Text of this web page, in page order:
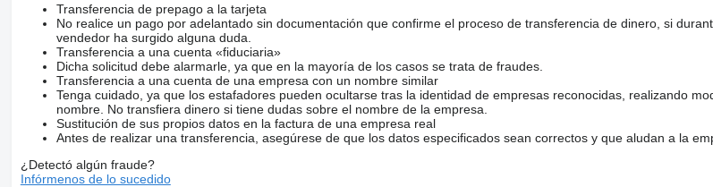
Transferencia de prepago a la tarjeta
No realice un pago por adelantado sin documentación que confirme el proceso de transferencia de dinero, si
vendedor ha surgido alguna duda.
Transferencia a una cuenta «fiduciaria»
Dicha solicitud debe alarmarle, ya que en la mayoría de los casos se trata de fraudes.
Transferencia a una cuenta de una empresa con un nombre similar
Tenga cuidado, ya que los estafadores pueden ocultarse tras la identidad de empresas reconocidas, realizando
nombre. No transfiera dinero si tiene dudas sobre el nombre de la empresa.
Sustitución de sus propios datos en la factura de una empresa real
Antes de realizar una transferencia, asegúrese de que los datos especificados sean correctos y que aludan a la
¿Detectó algún fraude?
Infórmenos de lo sucedido